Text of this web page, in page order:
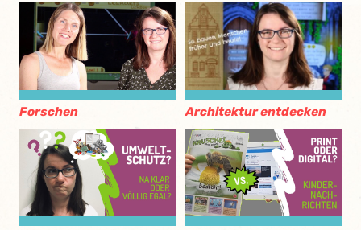
Forschen Architektur entdecken